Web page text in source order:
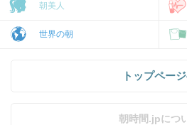
朝美人
世界の朝
トップペー
朝時間.jpにつ